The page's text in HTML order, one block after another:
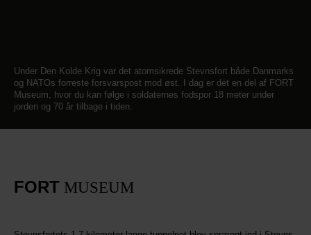
Under Den Kolde Krig var det atomsikrede Stevnsfort både Danmarks
og NATOs forreste forsvarspost mod øst. I dag er det en del af FORT
Museum, hvor du kan følge i soldaternes fodspor 18 meter under
jorden og 70 år tilbage i tiden.
FORT MUSEUM